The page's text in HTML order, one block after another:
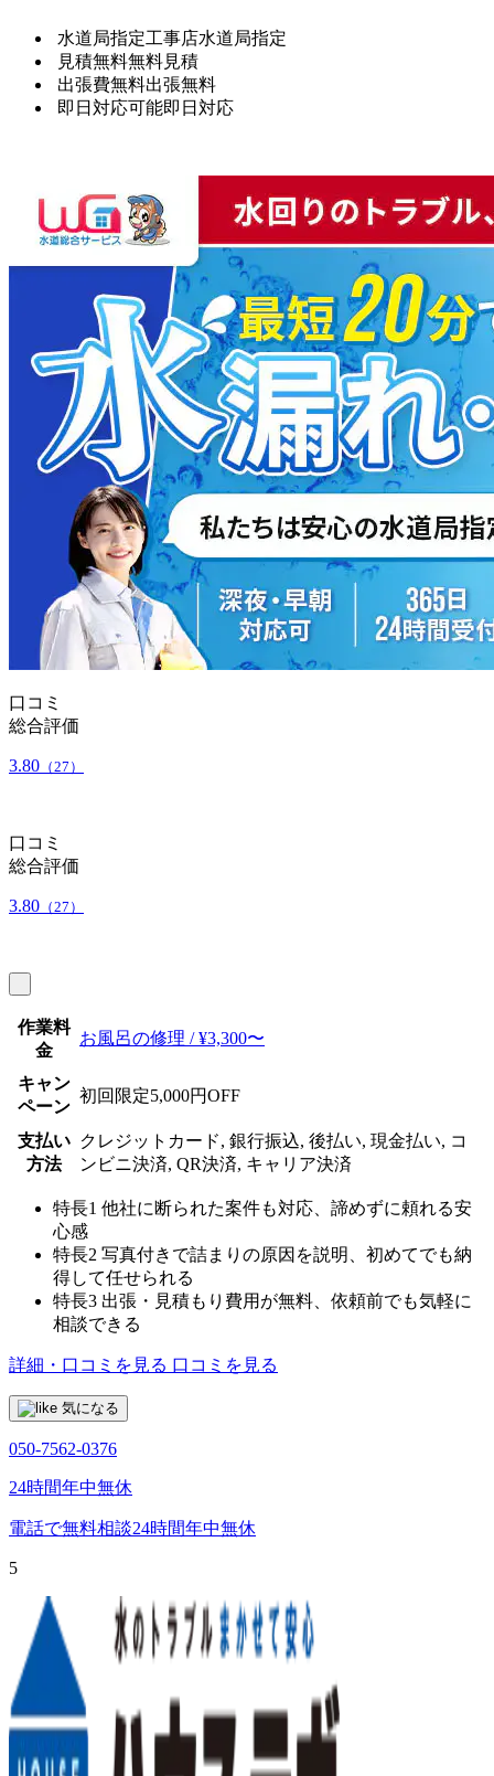
水道局指定工事店水道局指定
見積無料無料見積
出張費無料出張無料
即日対応可能即日対応
口コミ
総合評価
3.80 （27）
口コミ
総合評価
3.80 （27）
作業料
金
お風呂の修理 / ¥3,300〜
キャン
ペーン
初回限定5,000円OFF
支払い
方法
クレジットカード, 銀行振込, 後払い, 現金払い, コ
ンビニ決済, QR決済, キャリア決済
特長1 他社に断られた案件も対応、諦めずに頼れる安
心感
特長2 写真付きで詰まりの原因を説明、初めてでも納
得して任せられる
特長3 出張・見積もり費用が無料、依頼前でも気軽に
相談できる
詳細・口コミを見る 口コミを見る
気になる
050-7562-0376
24時間年中無休
電話で無料相談24時間年中無休
5